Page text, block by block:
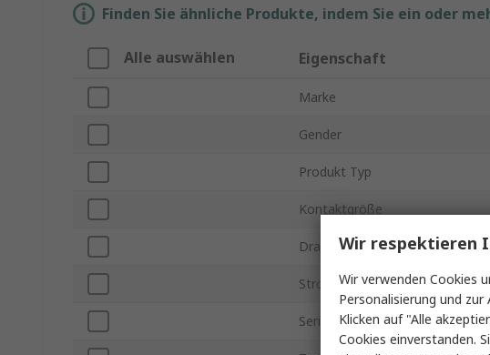
Finden Sie ähnliche Produkte, indem Sie ein oder
Alle auswählen Eigenschaft
Marke
Gender
Produkt Typ
Kontaktgröße
Drahtgröße
Stromstärke
Serie
Wir respektieren
Wir verwenden Cookies
Personalisierung und
Klicken auf "Alle
Cookies einverstanden.